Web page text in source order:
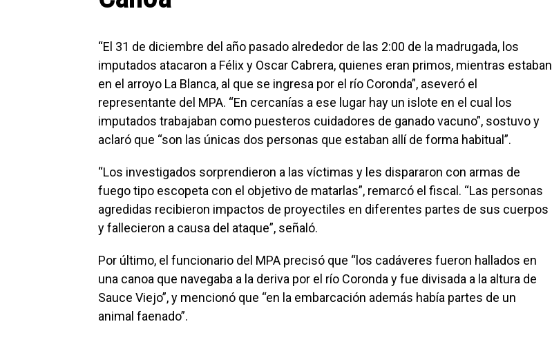
“El 31 de diciembre del año pasado alrededor de las 2:00 de la madrugada, los
imputados atacaron a Félix y Oscar Cabrera, quienes eran primos, mientras estaban
en el arroyo La Blanca, al que se ingresa por el río Coronda”, aseveró el
representante del MPA. “En cercanías a ese lugar hay un islote en el cual los
imputados trabajaban como puesteros cuidadores de ganado vacuno”, sostuvo y
aclaró que “son las únicas dos personas que estaban allí de forma habitual”.
“Los investigados sorprendieron a las víctimas y les dispararon con armas de
fuego tipo escopeta con el objetivo de matarlas”, remarcó el fiscal. “Las personas
agredidas recibieron impactos de proyectiles en diferentes partes de sus cuerpos
y fallecieron a causa del ataque”, señaló.
Por último, el funcionario del MPA precisó que “los cadáveres fueron hallados en
una canoa que navegaba a la deriva por el río Coronda y fue divisada a la altura de
Sauce Viejo”, y mencionó que “en la embarcación además había partes de un
animal faenado”.